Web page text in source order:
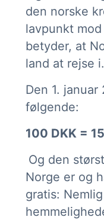
den norske
lavpunkt
betyder, at
land at rejse i.
Den 1.
følgende:
100 DKK =
Og den
Norge er og
gratis: